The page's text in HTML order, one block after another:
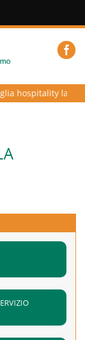
hospitality lab –